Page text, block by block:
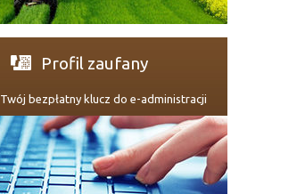
Profil zaufany
Twój bezpłatny klucz do e-administracji